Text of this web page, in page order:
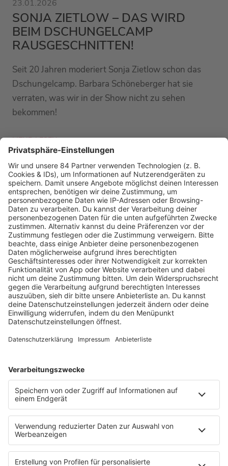
23.01.2026
SONJA ZIETLOW – DAS WIRD
BEIM DSCHUNGELCAMP
RAUSGESCHNITTEN!
Seit 20 Jahren moderiert Sonja Zietlow schon das
Dschungelcamp. Barbara Schöneberger hat sie
verraten, was wir in der Show nicht zu sehen
bekommen!
MEHR LESEN
PODCAST-GÄSTE: MEHR NEWS
HOME
RADIOS
barba radio
Lagerfeuer
Füße hoch
Schmusekatze
Song Contest
Mädelsabend
Ich hasse Sport
Sonntag Morgen
Strandbar
Putzfimmel
Deutschpop
Deutsche Liebeslieder
PODCASTS